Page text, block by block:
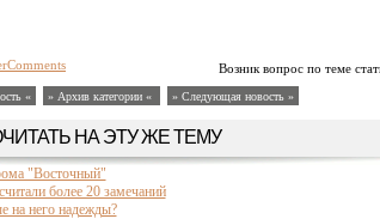
Возник вопрос по теме
« » Архив категории « » Следующая новость »
НА ЭТУ ЖЕ ТЕМУ
"Восточный"
более 20 замечаний
на него надежды?